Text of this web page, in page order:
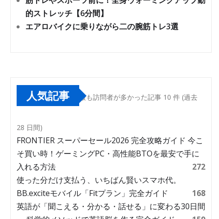
的ストレッチ【6分間】
エアロバイクに乗りながら二の腕筋トレ3選
人気記事 最も訪問者が多かった記事 10 件 (過去
28 日間)
FRONTIER スーパーセール2026 完全攻略ガイド 今こ
そ買い時！ゲーミングPC・高性能BTOを最安で手に
入れる方法
272
使った分だけ支払う、いちばん賢いスマホ代。
BB.exciteモバイル「Fitプラン」完全ガイド
168
英語が「聞こえる・分かる・話せる」に変わる30日間